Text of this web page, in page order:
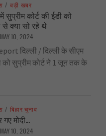
/ बड़ी खबर
सुप्रीम कोर्ट की ईडी को
क्या सो रहे थे
MAY 10, 2024
दिल्ली / दिल्ली के सीएम
को सुप्रीम कोर्ट ने 1 जून तक के
/ बिहार चुनाव
गए मोदी…
MAY 10, 2024